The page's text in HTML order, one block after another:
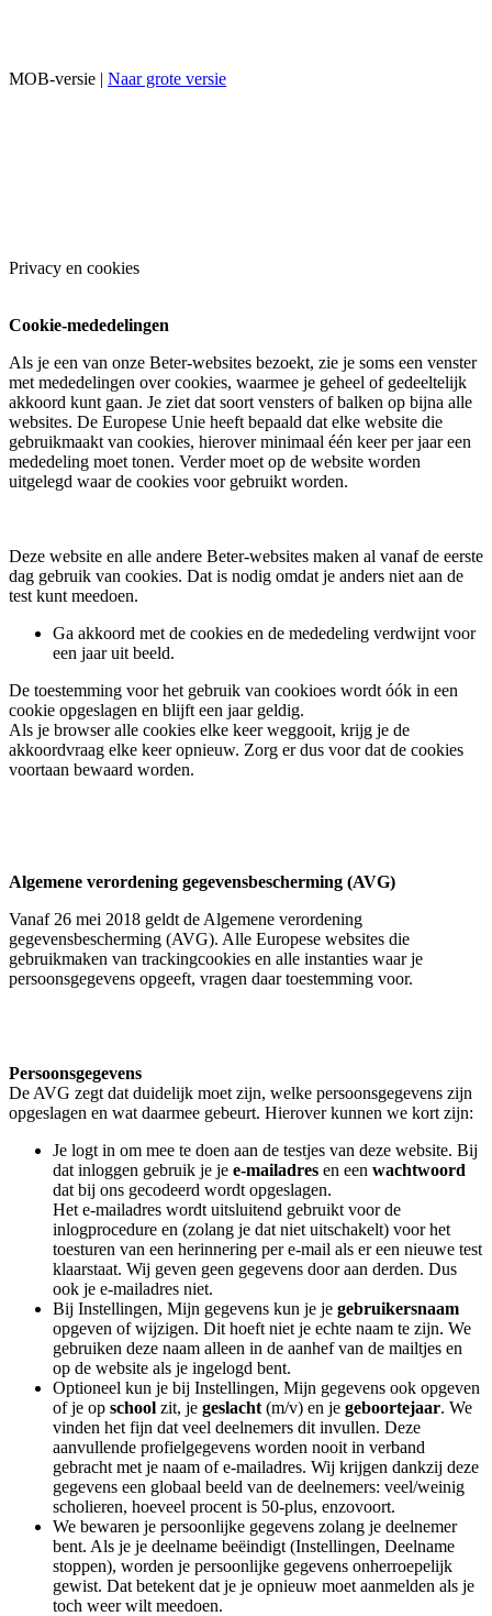
MOB-versie | Naar grote versie
Privacy en cookies
Cookie-mededelingen
Als je een van onze Beter-websites bezoekt, zie je soms een venster
met mededelingen over cookies, waarmee je geheel of gedeeltelijk
akkoord kunt gaan. Je ziet dat soort vensters of balken op bijna alle
websites. De Europese Unie heeft bepaald dat elke website die
gebruikmaakt van cookies, hierover minimaal één keer per jaar een
mededeling moet tonen. Verder moet op de website worden
uitgelegd waar de cookies voor gebruikt worden.
Deze website en alle andere Beter-websites maken al vanaf de eerste
dag gebruik van cookies. Dat is nodig omdat je anders niet aan de
test kunt meedoen.
Ga akkoord met de cookies en de mededeling verdwijnt voor
een jaar uit beeld.
De toestemming voor het gebruik van cookioes wordt óók in een
cookie opgeslagen en blijft een jaar geldig.
Als je browser alle cookies elke keer weggooit, krijg je de
akkoordvraag elke keer opnieuw. Zorg er dus voor dat de cookies
voortaan bewaard worden.
Algemene verordening gegevensbescherming (AVG)
Vanaf 26 mei 2018 geldt de Algemene verordening
gegevensbescherming (AVG). Alle Europese websites die
gebruikmaken van trackingcookies en alle instanties waar je
persoonsgegevens opgeeft, vragen daar toestemming voor.
Persoonsgegevens
De AVG zegt dat duidelijk moet zijn, welke persoonsgegevens zijn
opgeslagen en wat daarmee gebeurt. Hierover kunnen we kort zijn:
Je logt in om mee te doen aan de testjes van deze website. Bij
dat inloggen gebruik je je e-mailadres en een wachtwoord
dat bij ons gecodeerd wordt opgeslagen.
Het e-mailadres wordt uitsluitend gebruikt voor de
inlogprocedure en (zolang je dat niet uitschakelt) voor het
toesturen van een herinnering per e-mail als er een nieuwe test
klaarstaat. Wij geven geen gegevens door aan derden. Dus
ook je e-mailadres niet.
Bij Instellingen, Mijn gegevens kun je je gebruikersnaam
opgeven of wijzigen. Dit hoeft niet je echte naam te zijn. We
gebruiken deze naam alleen in de aanhef van de mailtjes en
op de website als je ingelogd bent.
Optioneel kun je bij Instellingen, Mijn gegevens ook opgeven
of je op school zit, je geslacht (m/v) en je geboortejaar. We
vinden het fijn dat veel deelnemers dit invullen. Deze
aanvullende profielgegevens worden nooit in verband
gebracht met je naam of e-mailadres. Wij krijgen dankzij deze
gegevens een globaal beeld van de deelnemers: veel/weinig
scholieren, hoeveel procent is 50-plus, enzovoort.
We bewaren je persoonlijke gegevens zolang je deelnemer
bent. Als je je deelname beëindigt (Instellingen, Deelname
stoppen), worden je persoonlijke gegevens onherroepelijk
gewist. Dat betekent dat je je opnieuw moet aanmelden als je
toch weer wilt meedoen.